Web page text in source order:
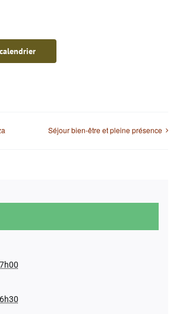
Séjour bien-être et pleine présence